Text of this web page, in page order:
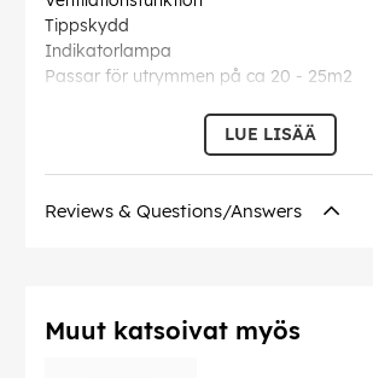
Tippskydd
Indikatorlampa
Passar för utrymmen på ca 20 - 25m2
LUE LISÄÄ
Reviews & Questions/Answers
Muut katsoivat myös